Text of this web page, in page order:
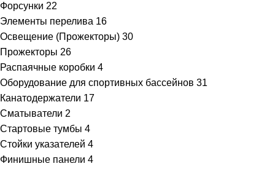
Форсунки 22
Элементы перелива 16
Освещение (Прожекторы) 30
Прожекторы 26
Распаячные коробки 4
Оборудование для спортивных бассейнов 31
Канатодержатели 17
Сматыватели 2
Стартовые тумбы 4
Стойки указателей 4
Финишные панели 4